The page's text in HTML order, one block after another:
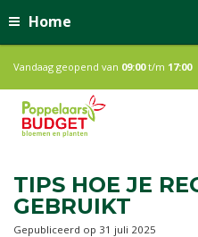
Home
Vandaag geopend van 09:00t/m 17:00
TIPS HOE JE
GEBRUIKT
Gepubliceerd op 31 juli 2025